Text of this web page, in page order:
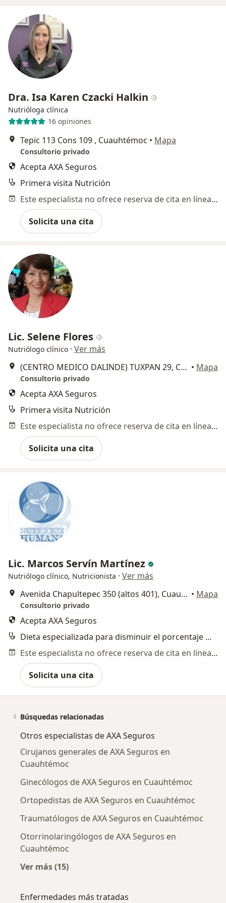
Dra. Isa Karen Czacki Halkin
Nutrióloga clínica
16 opiniones
Tepic 113 Cons 109 , Cuauhtémoc • Mapa
Consultorio privado
Acepta AXA Seguros
Primera visita Nutrición
Este especialista no ofrece reserva de cita en línea en esta dirección.
Solicita una cita
Lic. Selene Flores
Nutriólogo clínico · Ver más
(CENTRO MEDICO DALINDE) TUXPAN 29, Cuauhtémoc • Mapa
Consultorio privado
Acepta AXA Seguros
Primera visita Nutrición
Este especialista no ofrece reserva de cita en línea en esta dirección.
Solicita una cita
Lic. Marcos Servín Martínez
Nutriólogo clínico, Nutricionista · Ver más
Avenida Chapultepec 350 (altos 401), Cuauhtémoc • Mapa
Consultorio privado
Acepta AXA Seguros
Dieta especializada para disminuir el porcentaje de grasa
Este especialista no ofrece reserva de cita en línea en esta dirección.
Solicita una cita
Búsquedas relacionadas
Otros especialistas de AXA Seguros
Cirujanos generales de AXA Seguros en
Cuauhtémoc
Ginecólogos de AXA Seguros en Cuauhtémoc
Ortopedistas de AXA Seguros en Cuauhtémoc
Traumatólogos de AXA Seguros en Cuauhtémoc
Otorrinolaringólogos de AXA Seguros en
Cuauhtémoc
Ver más (15)
Enfermedades más tratadas